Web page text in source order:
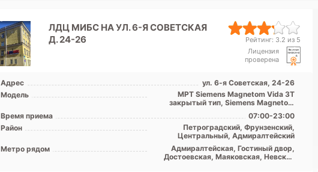
ЛДЦ МИБС НА УЛ. 6-Я СОВЕТСКАЯ
Д. 24-26
Рейтинг: 3.2 из 5
Лицензия
проверена
Адрес
ул. 6-я Советская, 24-26
Модель
МРТ Siemens Magnetom Vida 3Т
закрытый тип, Siemens Magnetom
Essenza 1. ...
Время приема
07:00-23:00
Район
Петроградский, Фрунзенский,
Центральный, Адмиралтейский
Метро рядом
Адмиралтейская, Гостиный двор,
Достоевская, Маяковская, Невский